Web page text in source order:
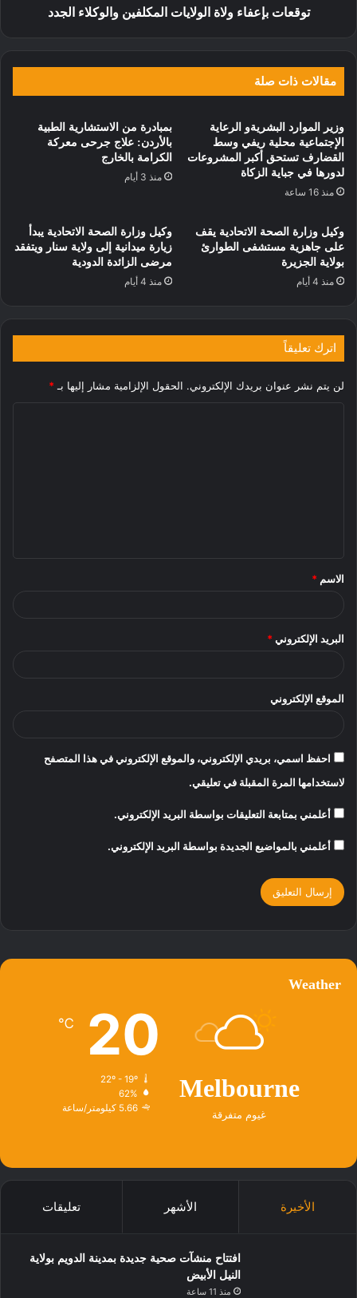
توقعات بإعفاء ولاة الولايات المكلفين والوكلاء الجدد
مقالات ذات صلة
وزير الموارد البشريةو الرعاية
الإجتماعية محلية ريفي وسط
القضارف تستحق أكبر المشروعات
لدورها في جباية الزكاة
منذ 16 ساعة
بمبادرة من الاستشارية الطبية
بالأردن: علاج جرحى معركة
الكرامة بالخارج
منذ 3 أيام
وكيل وزارة الصحة الاتحادية يقف
على جاهزية مستشفى الطوارئ
بولاية الجزيرة
منذ 4 أيام
وكيل وزارة الصحة الاتحادية يبدأ
زيارة ميدانية إلى ولاية سنار ويتفقد
مرضى الزائدة الدودية
منذ 4 أيام
اترك تعليقاً
لن يتم نشر عنوان بريدك الإلكتروني. الحقول الإلزامية مشار إليها بـ *
*
الاسم *
البريد الإلكتروني *
الموقع الإلكتروني
احفظ اسمي، بريدي الإلكتروني، والموقع الإلكتروني في هذا المتصفح
لاستخدامها المرة المقبلة في تعليقي.
أعلمني بمتابعة التعليقات بواسطة البريد الإلكتروني.
أعلمني بالمواضيع الجديدة بواسطة البريد الإلكتروني.
Weather
Melbourne
غيوم متفرقة
20
℃
22º - 19º
62%
5.66 كيلومتر/ساعة
الأخيرة الأشهر تعليقات
افتتاح منشآت صحية جديدة بمدينة الدويم بولاية
النيل الأبيض
منذ 11 ساعة